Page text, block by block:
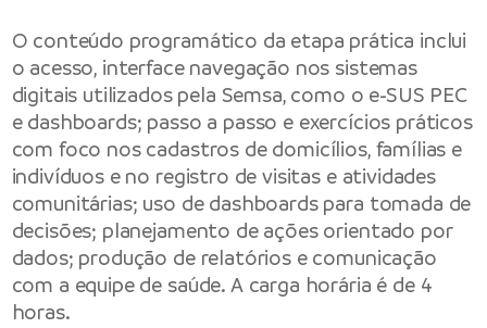
O conteúdo programático da etapa prática inclui
o acesso, interface navegação nos sistemas
digitais utilizados pela Semsa, como o e-SUS PEC
e dashboards; passo a passo e exercícios práticos
com foco nos cadastros de domicílios, famílias e
indivíduos e no registro de visitas e atividades
comunitárias; uso de dashboards para tomada de
decisões; planejamento de ações orientado por
dados; produção de relatórios e comunicação
com a equipe de saúde. A carga horária é de 4
horas.